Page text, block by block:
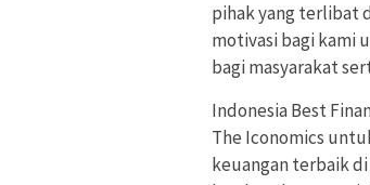
pihak yang terlibat
motivasi bagi kami
bagi masyarakat
Indonesia Best
The Iconomics
keuangan terbaik